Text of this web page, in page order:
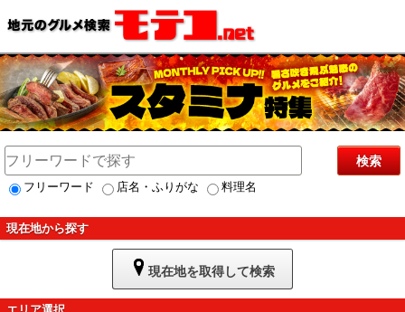
検索
フリーワード 店名・ふりがな 料理名
現在地から探す
現在地を取得して検索